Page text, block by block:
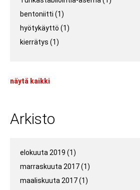
bentoniitti (1)
hyötykäyttö (1)
kierrätys (1)
näytä kaikki
Arkisto
elokuuta 2019 (1)
marraskuuta 2017(1)
maaliskuuta 2017(1)